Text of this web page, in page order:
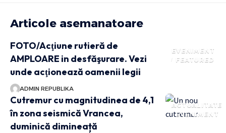
Articole asemanatoare
EVENIMENT
FEATURED
FOTO/Acţiune rutieră de
AMPLOARE in desfăşurare. Vezi
unde acţionează oamenii legii
ADMIN REPUBLIKA
ACTUALITATE
EVENIMENT
Cutremur cu magnitudinea de 4,1
în zona seismică Vrancea,
duminică dimineață